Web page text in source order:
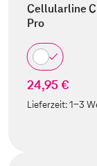
Cellularline
Pro
24,95 €
Lieferzeit:1-3